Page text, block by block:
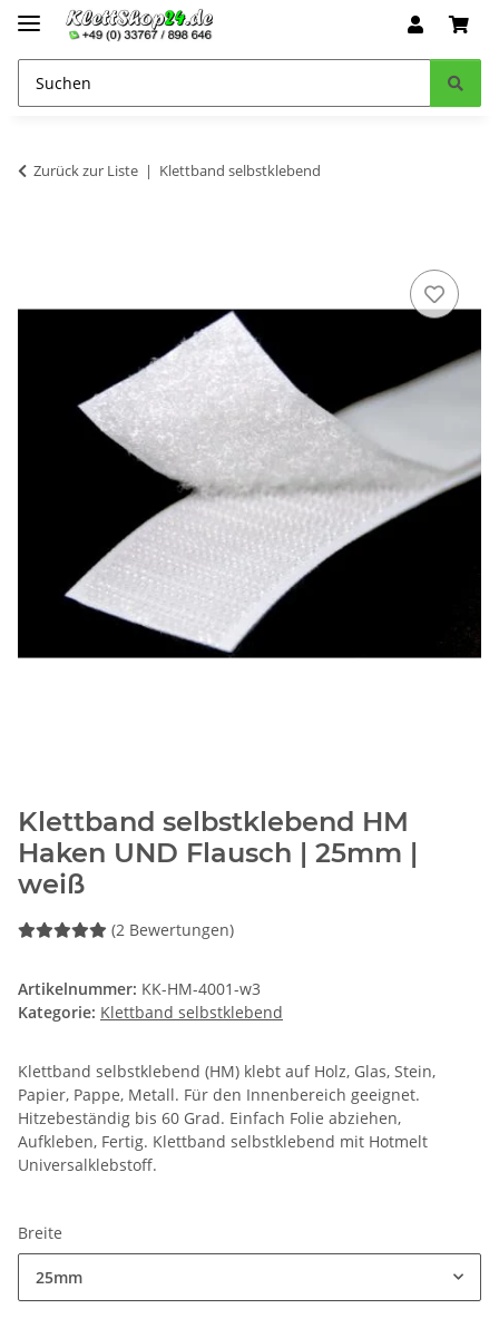
Zurück zur Liste Klettband selbstklebend
Klettband selbstklebend HM
Haken UND Flausch | 25mm |
weiß
(2 Bewertungen)
Artikelnummer: KK-HM-4001-w3
Kategorie: Klettband selbstklebend
Klettband selbstklebend (HM) klebt auf Holz, Glas, Stein,
Papier, Pappe, Metall. Für den Innenbereich geeignet.
Hitzebeständig bis 60 Grad. Einfach Folie abziehen,
Aufkleben, Fertig. Klettband selbstklebend mit Hotmelt
Universalklebstoff.
Breite
25mm